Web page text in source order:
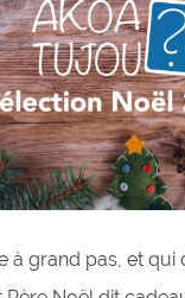
à grand pas, et qui